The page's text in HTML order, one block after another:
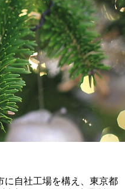
に自社工場を構え、東京都